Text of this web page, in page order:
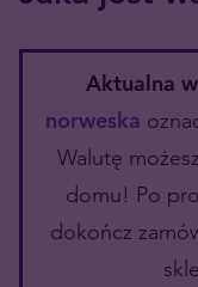
Aktualna
norweska
Walutę
domu! Po
dokończ